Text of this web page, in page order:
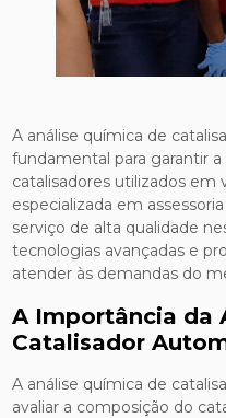
A análise química de
fundamental para garantir
catalisadores utilizados em
especializada em
serviço de alta qualidade
tecnologias avançadas e
atender às demandas do
A Importância da
Catalisador
A análise química de
avaliar a composição do